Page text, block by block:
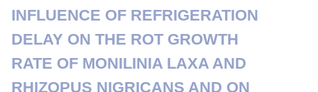
INFLUENCE OF REFRIGERATION
DELAY ON THE ROT GROWTH
RATE OF MONILINIA LAXA AND
RHIZOPUS NIGRICANS AND ON